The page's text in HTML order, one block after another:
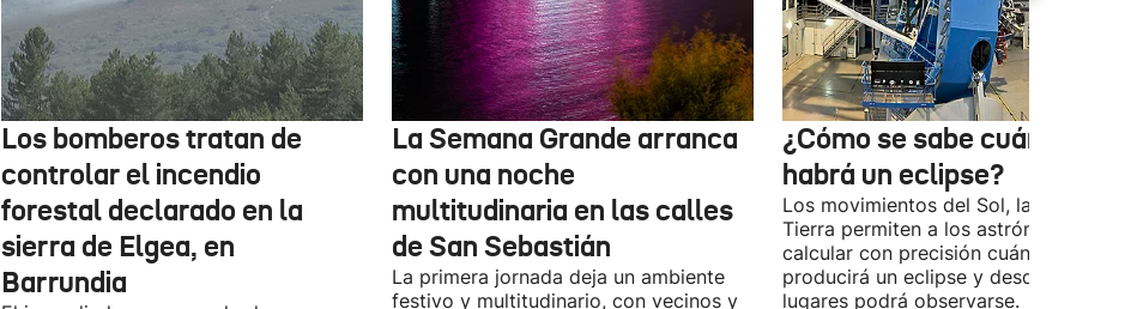
Los bomberos tratan de
controlar el incendio
forestal declarado en la
sierra de Elgea, en
Barrundia
La Semana Grande arranca
con una noche
multitudinaria en las calles
de San Sebastián
La primera jornada deja un ambiente
festivo y multitudinario, con vecinos y
¿Cómo se sabe cuándo
habrá un eclipse?
Los movimientos del Sol, la Luna y la
Tierra permiten a los astrónomos
calcular con precisión cuándo se
producirá un eclipse y desde qué
lugares podrá observarse.